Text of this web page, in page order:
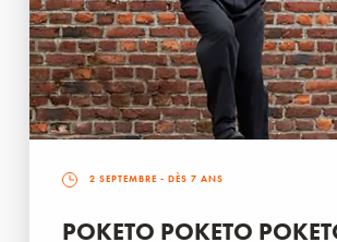
2 SEPTEMBRE - DÈS 7 ANS
POKETO POKETO